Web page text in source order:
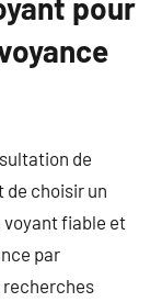
de
de choisir un
voyant fiable et
par
recherches